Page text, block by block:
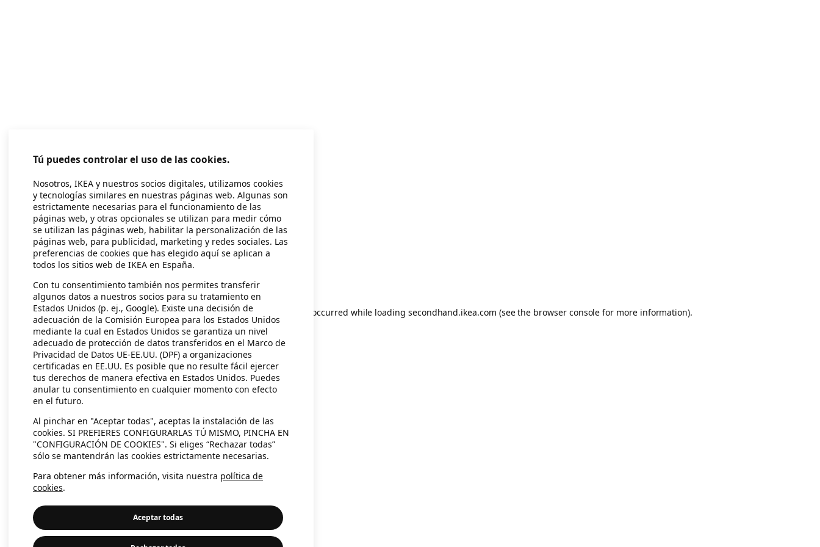
Application error: a client-side exception has occurred while loading secondhand.ikea.com (see the browser console for more information).
Tú puedes controlar el uso de las cookies.
Nosotros, IKEA y nuestros socios digitales, utilizamos cookies
y tecnologías similares en nuestras páginas web. Algunas son
estrictamente necesarias para el funcionamiento de las
páginas web, y otras opcionales se utilizan para medir cómo
se utilizan las páginas web, habilitar la personalización de las
páginas web, para publicidad, marketing y redes sociales. Las
preferencias de cookies que has elegido aquí se aplican a
todos los sitios web de IKEA en España.
Con tu consentimiento también nos permites transferir
algunos datos a nuestros socios para su tratamiento en
Estados Unidos (p. ej., Google). Existe una decisión de
adecuación de la Comisión Europea para los Estados Unidos
mediante la cual en Estados Unidos se garantiza un nivel
adecuado de protección de datos transferidos en el Marco de
Privacidad de Datos UE-EE.UU. (DPF) a organizaciones
certificadas en EE.UU. Es posible que no resulte fácil ejercer
tus derechos de manera efectiva en Estados Unidos. Puedes
anular tu consentimiento en cualquier momento con efecto
en el futuro.
Al pinchar en "Aceptar todas", aceptas la instalación de las
cookies. SI PREFIERES CONFIGURARLAS TÚ MISMO, PINCHA EN
"CONFIGURACIÓN DE COOKIES". Si eliges “Rechazar todas”
sólo se mantendrán las cookies estrictamente necesarias.
Para obtener más información, visita nuestra política de
cookies.
Aceptar todas